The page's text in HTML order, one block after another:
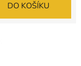
DO KOŠÍKU